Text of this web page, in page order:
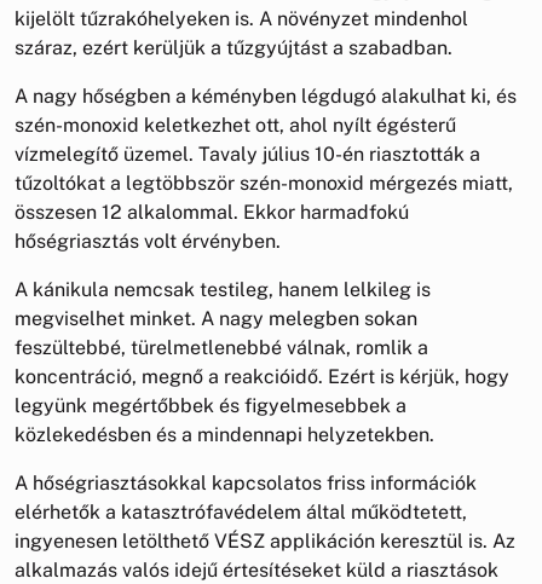
kijelölt tűzrakóhelyeken is. A növényzet mindenhol
száraz, ezért kerüljük a tűzgyújtást a szabadban.
A nagy hőségben a kéményben légdugó alakulhat ki, és
szén-monoxid keletkezhet ott, ahol nyílt égésterű
vízmelegítő üzemel. Tavaly július 10-én riasztották a
tűzoltókat a legtöbbször szén-monoxid mérgezés miatt,
összesen 12 alkalommal. Ekkor harmadfokú
hőségriasztás volt érvényben.
A kánikula nemcsak testileg, hanem lelkileg is
megviselhet minket. A nagy melegben sokan
feszültebbé, türelmetlenebbé válnak, romlik a
koncentráció, megnő a reakcióidő. Ezért is kérjük, hogy
legyünk megértőbbek és figyelmesebbek a
közlekedésben és a mindennapi helyzetekben.
A hőségriasztásokkal kapcsolatos friss információk
elérhetők a katasztrófavédelem által működtetett,
ingyenesen letölthető VÉSZ applikáción keresztül is. Az
alkalmazás valós idejű értesítéseket küld a riasztások